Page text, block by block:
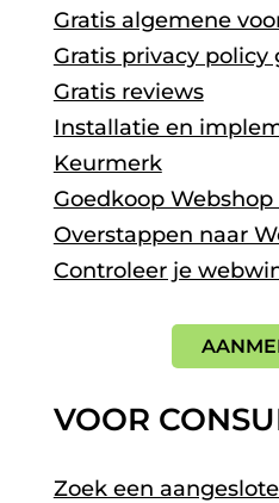
Gratis algemene
Gratis privacy policy
Gratis reviews
Installatie en
Keurmerk
Goedkoop
Overstappen naar
Controleer je
VOOR
Zoek een